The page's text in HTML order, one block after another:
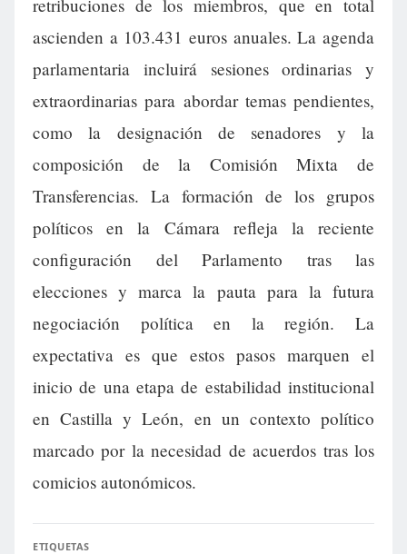
retribuciones de los miembros, que en total
ascienden a 103.431 euros anuales. La agenda
parlamentaria incluirá sesiones ordinarias y
extraordinarias para abordar temas pendientes,
como la designación de senadores y la
composición de la Comisión Mixta de
Transferencias. La formación de los grupos
políticos en la Cámara refleja la reciente
configuración del Parlamento tras las
elecciones y marca la pauta para la futura
negociación política en la región. La
expectativa es que estos pasos marquen el
inicio de una etapa de estabilidad institucional
en Castilla y León, en un contexto político
marcado por la necesidad de acuerdos tras los
comicios autonómicos.
ETIQUETAS